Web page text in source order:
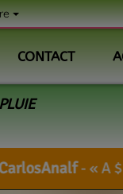
CONTACT
PROMO